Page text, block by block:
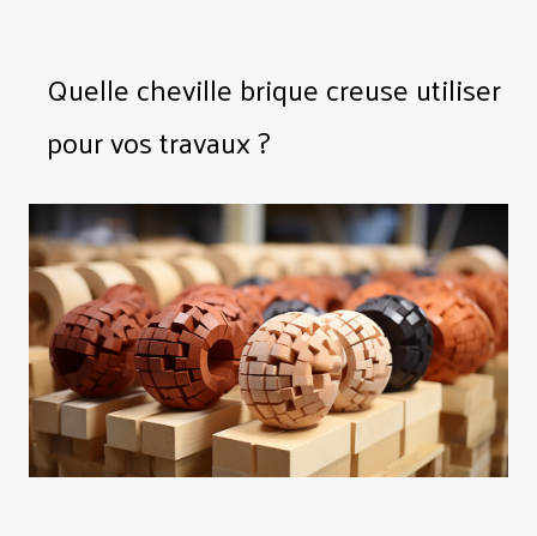
Quelle cheville brique creuse utiliser
pour vos travaux ?